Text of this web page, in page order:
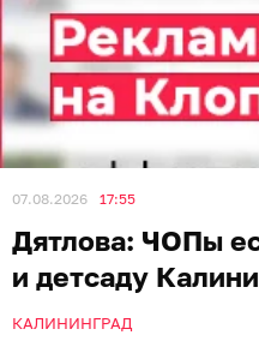
07.08.2026 17:55
Дятлова: ЧОПы
и детсаду
КАЛИНИНГРАД